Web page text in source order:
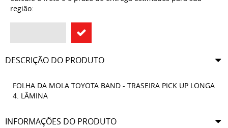
região:
DESCRIÇÃO DO PRODUTO
FOLHA DA MOLA TOYOTA BAND - TRASEIRA PICK UP LONGA
4. LÂMINA
INFORMAÇÕES DO PRODUTO